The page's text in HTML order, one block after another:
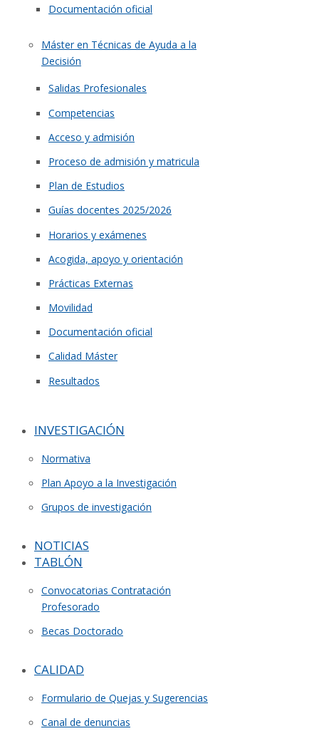
Documentación oficial
Máster en Técnicas de Ayuda a la
Decisión
Salidas Profesionales
Competencias
Acceso y admisión
Proceso de admisión y matricula
Plan de Estudios
Guías docentes 2025/2026
Horarios y exámenes
Acogida, apoyo y orientación
Prácticas Externas
Movilidad
Documentación oficial
Calidad Máster
Resultados
INVESTIGACIÓN
Normativa
Plan Apoyo a la Investigación
Grupos de investigación
NOTICIAS
TABLÓN
Convocatorias Contratación
Profesorado
Becas Doctorado
CALIDAD
Formulario de Quejas y Sugerencias
Canal de denuncias